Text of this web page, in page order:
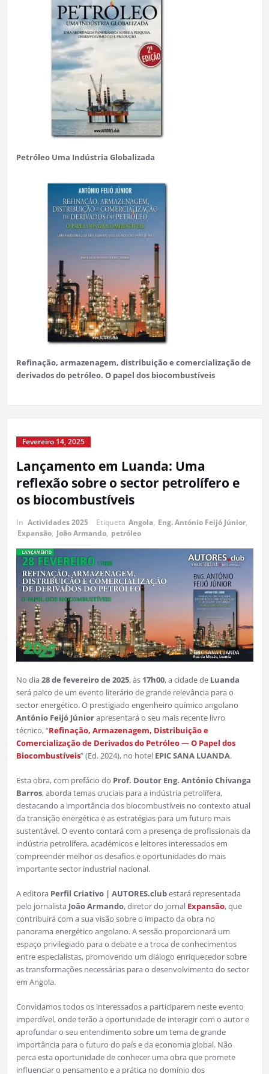
Petróleo Uma Indústria Globalizada
Refinação, armazenagem, distribuição e comercialização de
derivados do petróleo. O papel dos biocombustíveis
Fevereiro 14, 2025
Lançamento em Luanda: Uma
reflexão sobre o sector petrolífero e
os biocombustíveis
In Actividades 2025 Etiqueta Angola, Eng. António Feijó Júnior,
Expansão, João Armando, petróleo
No dia28 de fevereiro de 2025, às 17h00, a cidade de Luanda
será palco de um evento literário de grande relevância para o
sector energético. O prestigiado engenheiro químico angolano
António Feijó Júniorapresentará o seu mais recente livro
técnico, “Refinação, Armazenagem, Distribuição e
Comercialização de Derivados do Petróleo — O Papel dos
Biocombustíveis” (Ed. 2024), no hotel EPIC SANA LUANDA.
Esta obra, com prefácio do Prof. Doutor Eng. António Chivanga
Barros, aborda temas cruciais para a indústria petrolífera,
destacando a importância dos biocombustíveis no contexto atual
da transição energética e as estratégias para um futuro mais
sustentável. O evento contará com a presença de profissionais da
indústria petrolífera, académicos e leitores interessados em
compreender melhor os desafios e oportunidades do mais
importante sector industrial nacional.
A editora Perfil Criativo | AUTORES.clubestará representada
pelo jornalista João Armando, diretor do jornal Expansão, que
contribuirá com a sua visão sobre o impacto da obra no
panorama energético angolano. A sessão proporcionará um
espaço privilegiado para o debate e a troca de conhecimentos
entre especialistas, promovendo um diálogo enriquecedor sobre
as transformações necessárias para o desenvolvimento do sector
em Angola.
Convidamos todos os interessados a participarem neste evento
imperdível, onde terão a oportunidade de interagir com o autor e
aprofundar o seu entendimento sobre um tema de grande
importância para o futuro do país e da economia global. Não
perca esta oportunidade de conhecer uma obra que promete
influenciar o pensamento e a prática no domínio dos